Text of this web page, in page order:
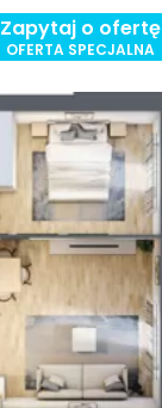
Zapytaj o ofertę
OFERTA SPECJALNA